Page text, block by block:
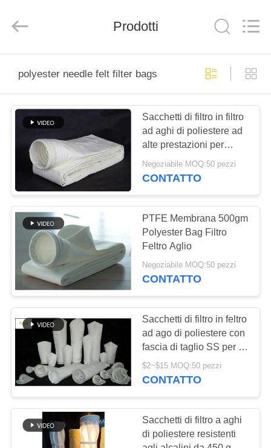
PRODOTTI
RIGUARDO
GIRO
DELLA
FABBRICA
CONTROLLO
DI
QUALITÀ
CONTATTICI
NOTIZIE
Environmental
Technology
Rights
Prodotti
polyester needle felt filter bags
Sacchetti di filtro in filtro
ad aghi di poliestere ad
alte prestazioni per
l'industria mineraria
Negoziabile MOQ:50 pezzi
CONTATTO
PTFE Membrana 500gm
Polyester Bag Filtro
Feltro Aglio
Negoziabile MOQ:50 pezzi
CONTATTO
Sacchetti di filtro in feltro
ad ago di poliestere con
fascia di taglio SS per la
rimozione della polvere
resistenti agli alcali
$2~$15 MOQ:50 pezzi
CONTATTO
Sacchetti di filtro a aghi
di poliestere resistenti